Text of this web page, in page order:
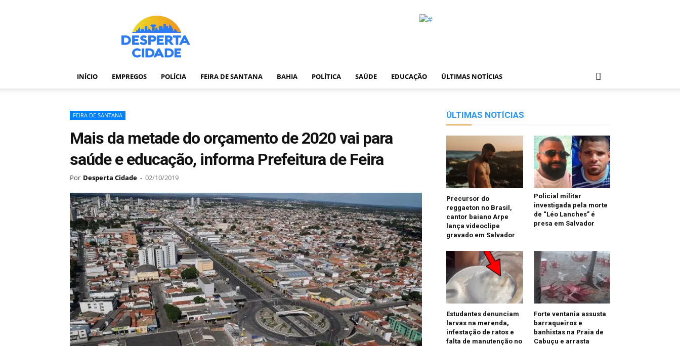
Desperta
Cidade
–
Portal
notícias
Bahia
INÍCIO EMPREGOS POLÍCIA FEIRA DE SANTANA BAHIA POLÍTICA SAÚDE EDUCAÇÃO ÚLTIMAS NOTÍCIAS
FEIRA DE SANTANA
Mais da metade do orçamento de 2020 vai para
saúde e educação, informa Prefeitura de Feira
Por Desperta Cidade - 02/10/2019
ÚLTIMAS NOTÍCIAS
Precursor do
reggaeton no Brasil,
cantor baiano Arpe
lança videoclipe
gravado em Salvador
Policial militar
investigada pela morte
de “Léo Lanches” é
presa em Salvador
Estudantes denunciam
larvas na merenda,
infestação de ratos e
falta de manutenção no
Forte ventania assusta
barraqueiros e
banhistas na Praia de
Cabuçu e arrasta